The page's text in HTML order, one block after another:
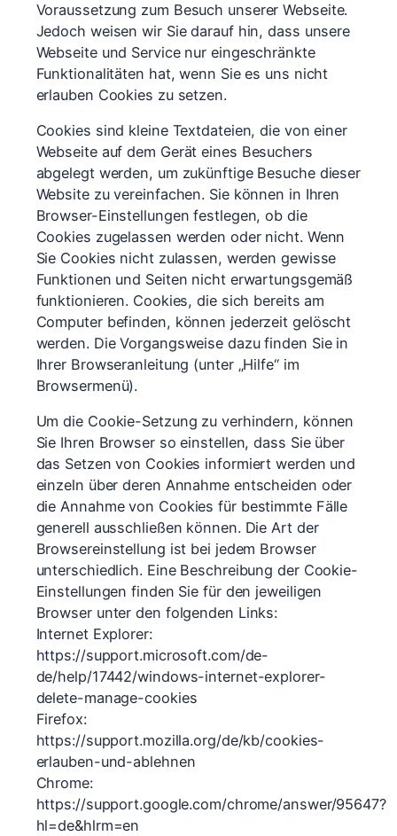
Voraussetzung zum Besuch unserer Webseite.
Jedoch weisen wir Sie darauf hin, dass unsere
Webseite und Service nur eingeschränkte
Funktionalitäten hat, wenn Sie es uns nicht
erlauben Cookies zu setzen.
Cookies sind kleine Textdateien, die von einer
Webseite auf dem Gerät eines Besuchers
abgelegt werden, um zukünftige Besuche dieser
Website zu vereinfachen. Sie können in Ihren
Browser-Einstellungen festlegen, ob die
Cookies zugelassen werden oder nicht. Wenn
Sie Cookies nicht zulassen, werden gewisse
Funktionen und Seiten nicht erwartungsgemäß
funktionieren. Cookies, die sich bereits am
Computer befinden, können jederzeit gelöscht
werden. Die Vorgangsweise dazu finden Sie in
Ihrer Browseranleitung (unter „Hilfe“ im
Browsermenü).
Um die Cookie-Setzung zu verhindern, können
Sie Ihren Browser so einstellen, dass Sie über
das Setzen von Cookies informiert werden und
einzeln über deren Annahme entscheiden oder
die Annahme von Cookies für bestimmte Fälle
generell ausschließen können. Die Art der
Browsereinstellung ist bei jedem Browser
unterschiedlich. Eine Beschreibung der Cookie-
Einstellungen finden Sie für den jeweiligen
Browser unter den folgenden Links:
Internet Explorer:
https://support.microsoft.com/de-
de/help/17442/windows-internet-explorer-
delete-manage-cookies
Firefox:
https://support.mozilla.org/de/kb/cookies-
erlauben-und-ablehnen
Chrome:
https://support.google.com/chrome/answer/95647?
hl=de&hlrm=en